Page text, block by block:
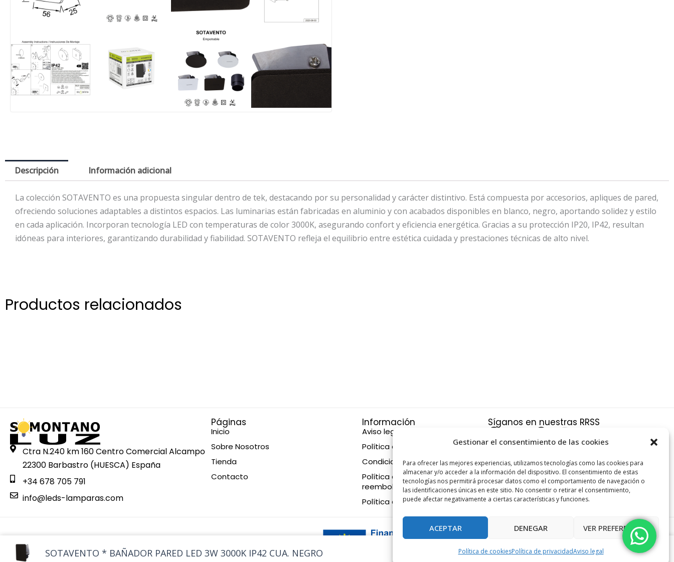
Gestionar el consentimiento de las cookies
Para ofrecer las mejores experiencias, utilizamos tecnologías como las cookies para
almacenar y/o acceder a la información del dispositivo. El consentimiento de estas
tecnologías nos permitirá procesar datos como el comportamiento de navegación o
las identificaciones únicas en este sitio. No consentir o retirar el consentimiento,
puede afectar negativamente a ciertas características y funciones.
ACEPTAR DENEGAR VER PREFERENCIAS
Política de cookiesPolítica de privacidadAviso legal
Descripción Información adicional
La colección SOTAVENTO es una propuesta singular dentro de tek, destacando por su personalidad y carácter distintivo. Está compuesta por accesorios, apliques de pared,
ofreciendo soluciones adaptables a distintos espacios. Las luminarias están fabricadas en aluminio y con acabados disponibles en blanco, negro, aportando solidez y estilo
en cada aplicación. Incorporan tecnología LED con temperaturas de color 3000K, asegurando confort y eficiencia energética. Gracias a su protección IP20, IP42, resultan
idóneas para interiores, garantizando durabilidad y fiabilidad. SOTAVENTO refleja el equilibrio entre estética cuidada y prestaciones técnicas de alto nivel.
Productos relacionados
Ctra N.240 km 160 Centro Comercial Alcampo
22300 Barbastro (HUESCA) España
+34 678 705 791
info@leds-lamparas.com
Páginas
Inicio
Sobre Nosotros
Tienda
Contacto
Información
Aviso legal
Política de privacidad
Condiciones de compra
Política de devoluciones y
reembolsos
Política de cookies
Síganos en nuestras RRSS
F
a
e
b
o
o
-
t
w
i
t
t
r
P
i
n
t
e
r
e
t
I
n
s
t
a
g
r
Esta web está financiada por la Unión Europea - Next Generation EU
SOTAVENTO * BAÑADOR PARED LED 3W 3000K IP42 CUA. NEGRO 25,10€ -
*
+ AÑADIR AL CARRITO